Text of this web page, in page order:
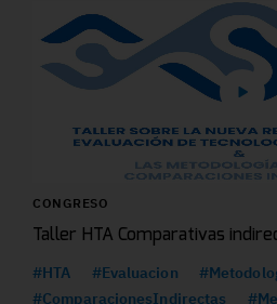
CONGRESO
Taller HTA Comparativas
#HTA #Evaluacion
#ComparacionesIndirectas